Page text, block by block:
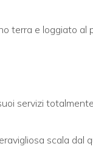
terra e loggiato al
servizi
scala dal